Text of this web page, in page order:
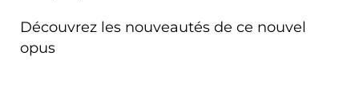
Découvrez les nouveautés de ce nouvel
opus